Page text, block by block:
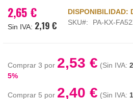
galería
de
2,65 €
2,19 €
DISPONIBILIDAD:
SKU
PA-KX-
Comprar 3 por 2,53 €
5%
Comprar 5 por 2,40 €